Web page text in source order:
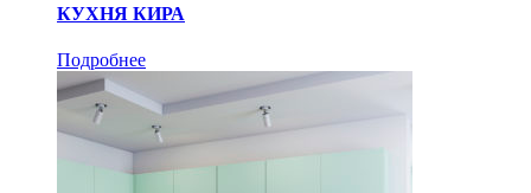
КУХНЯ КИРА
Подробнее